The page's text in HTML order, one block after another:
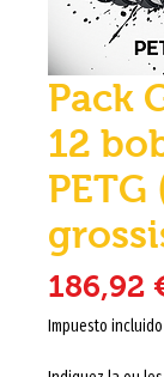
Pack
12
PETG
186,92
Impuesto incluido